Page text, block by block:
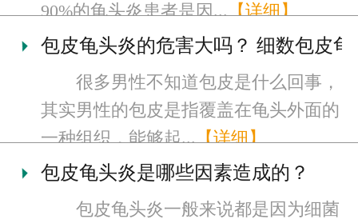
90%的龟头炎患者是因...【详细】
包皮龟头炎的危害大吗？ 细数包皮
很多男性不知道包皮是什么回事，
其实男性的包皮是指覆盖在龟头外面的
一种组织，能够起...【详细】
包皮龟头炎是哪些因素造成的？
包皮龟头炎一般来说都是因为细菌